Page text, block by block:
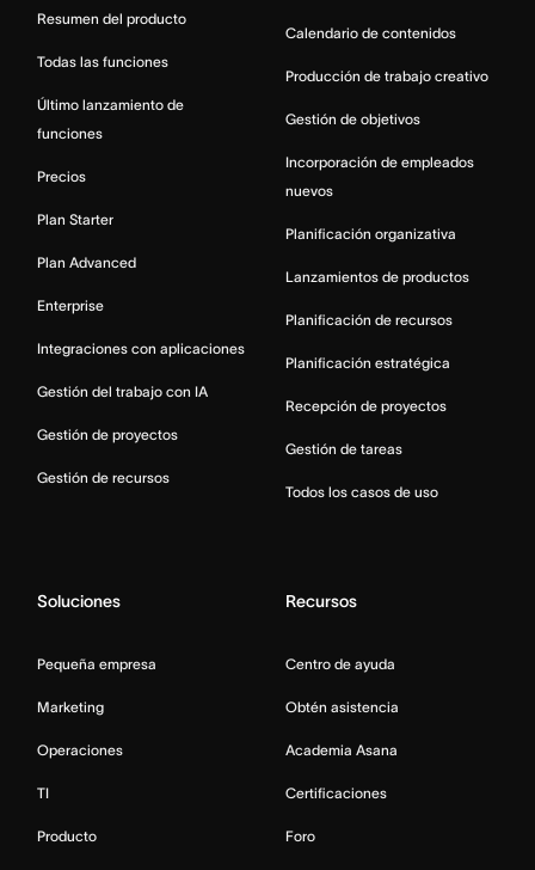
Resumen del producto
Todas las funciones
Último lanzamiento de
funciones
Precios
Plan Starter
Plan Advanced
Enterprise
Integraciones con aplicaciones
Gestión del trabajo con IA
Gestión de proyectos
Gestión de recursos
Calendario de contenidos
Producción de trabajo creativo
Gestión de objetivos
Incorporación de empleados
nuevos
Planificación organizativa
Lanzamientos de productos
Planificación de recursos
Planificación estratégica
Recepción de proyectos
Gestión de tareas
Todos los casos de uso
Soluciones
Pequeña empresa
Marketing
Operaciones
TI
Producto
Recursos
Centro de ayuda
Obtén asistencia
Academia Asana
Certificaciones
Foro